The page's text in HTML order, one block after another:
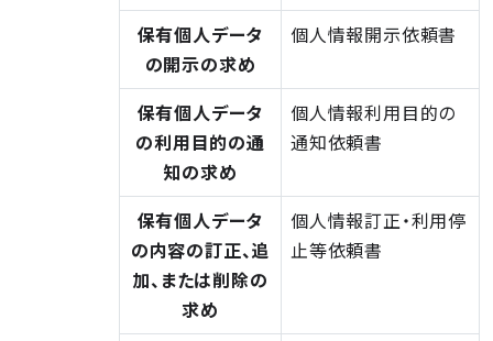
保有個人データ
の開示の求め
個人情報開示依頼書
保有個人データ
の利用目的の通
知の求め
個人情報利用目的の
通知依頼書
保有個人データ
の内容の訂正、追
加、または削除の
求め
個人情報訂正・利用停
止等依頼書